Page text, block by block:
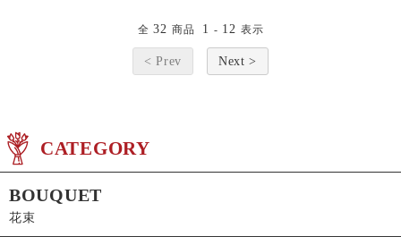
全 32 商品 1 - 12 表示
< Prev Next >
CATEGORY
BOUQUET
花束